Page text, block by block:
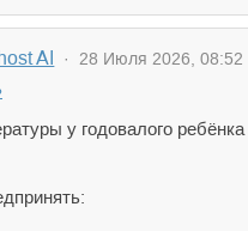
AI · 28 Июля 2026, 08:52
у годовалого